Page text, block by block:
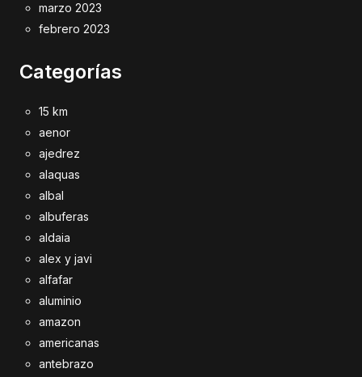
marzo 2023
febrero 2023
Categorías
15 km
aenor
ajedrez
alaquas
albal
albuferas
aldaia
alex y javi
alfafar
aluminio
amazon
americanas
antebrazo